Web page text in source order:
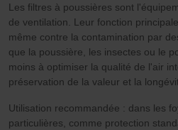
Les filtres à poussières sont
de ventilation. Leur fonction
même contre la contamination par
que la poussière, les insectes ou le
moins à optimiser la qualité de l'air
préservation de la valeur et la
Utilisation recommandée : dans les
particulières, comme protection